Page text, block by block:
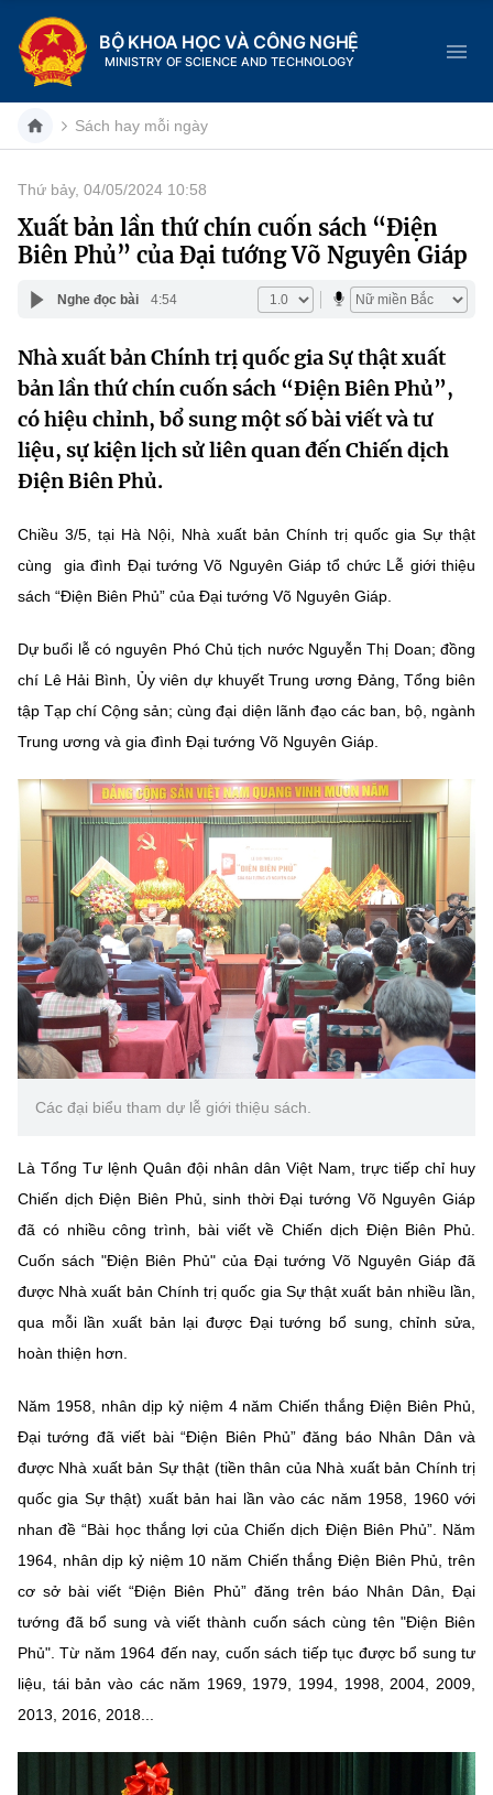
BỘ KHOA HỌC VÀ CÔNG NGHỆ
MINISTRY OF SCIENCE AND TECHNOLOGY
Danh mục
Trang chủ
Giới thiệu
Chức năng nhiệm vụ
Cơ cấu tổ chức
Lịch sử phát triển
Sở Khoa học và Công nghệ
Tin tức sự kiện
Khoa học và Công nghệ
Đổi mới sáng tạo
Chuyển đổi số
Bưu chính, Viễn thông
Tiêu chuẩn, đo lường, chất lượng
Năng lượng nguyên tử
Tin tổng hợp
Tin địa phương
Dịch vụ công
Hệ thống văn bản
Văn bản chỉ đạo điều hành
THỐNG KÊ
Đổi mới sáng tạo
Bưu chính, Viễn thông
Sở hữu trí tuệ
Tiêu chuẩn, đo lường, chất lượng
Năng lượng nguyên tử
Khác
Infographic
Voice
Nhiệm vụ trọng tâm
Chọn ngôn ngữ
Vietnamese English
BỘ KHOA HỌC VÀ CÔNG NGHỆ
MINISTRY OF SCIENCE AND TECHNOLOGY
Điều khoản sử dụng Theo dõi MST:
Cơ quan chủ quản: Bộ Khoa học và Công nghệ (MST)
Chịu trách nhiệm nội dung: Nguyễn Thị Hải Hằng
Liên hệ
Điện thoại: 024 3936 9506
Email:stc@mst.gov.vn
©2026 Bản quyền thuộc Bộ Khoa Học và Công Nghệ
website này)
Sách hay mỗi ngày
Thứ bảy, 04/05/2024 10:58
Xuất bản lần thứ chín cuốn sách “Điện
Biên Phủ” của Đại tướng Võ Nguyên Giáp
Nghe đọc bài 4:54
Nhà xuất bản Chính trị quốc gia Sự thật xuất
bản lần thứ chín cuốn sách “Điện Biên Phủ”,
có hiệu chỉnh, bổ sung một số bài viết và tư
liệu, sự kiện lịch sử liên quan đến Chiến dịch
Điện Biên Phủ.
Chiều 3/5, tại Hà Nội, Nhà xuất bản Chính trị quốc gia Sự thật
cùng gia đình Đại tướng Võ Nguyên Giáp tổ chức Lễ giới thiệu
sách “Điện Biên Phủ” của Đại tướng Võ Nguyên Giáp.
Dự buổi lễ có nguyên Phó Chủ tịch nước Nguyễn Thị Doan; đồng
chí Lê Hải Bình, Ủy viên dự khuyết Trung ương Đảng, Tổng biên
tập Tạp chí Cộng sản; cùng đại diện lãnh đạo các ban, bộ, ngành
Trung ương và gia đình Đại tướng Võ Nguyên Giáp.
Các đại biểu tham dự lễ giới thiệu sách.
Là Tổng Tư lệnh Quân đội nhân dân Việt Nam, trực tiếp chỉ huy
Chiến dịch Điện Biên Phủ, sinh thời Đại tướng Võ Nguyên Giáp
đã có nhiều công trình, bài viết về Chiến dịch Điện Biên Phủ.
Cuốn sách "Điện Biên Phủ" của Đại tướng Võ Nguyên Giáp đã
được Nhà xuất bản Chính trị quốc gia Sự thật xuất bản nhiều lần,
qua mỗi lần xuất bản lại được Đại tướng bổ sung, chỉnh sửa,
hoàn thiện hơn.
Năm 1958, nhân dịp kỷ niệm 4 năm Chiến thắng Điện Biên Phủ,
Đại tướng đã viết bài “Điện Biên Phủ” đăng báo Nhân Dân và
được Nhà xuất bản Sự thật (tiền thân của Nhà xuất bản Chính trị
quốc gia Sự thật) xuất bản hai lần vào các năm 1958, 1960 với
nhan đề “Bài học thắng lợi của Chiến dịch Điện Biên Phủ”. Năm
1964, nhân dịp kỷ niệm 10 năm Chiến thắng Điện Biên Phủ, trên
cơ sở bài viết “Điện Biên Phủ” đăng trên báo Nhân Dân, Đại
tướng đã bổ sung và viết thành cuốn sách cùng tên "Điện Biên
Phủ". Từ năm 1964 đến nay, cuốn sách tiếp tục được bổ sung tư
liệu, tái bản vào các năm 1969, 1979, 1994, 1998, 2004, 2009,
2013, 2016, 2018...